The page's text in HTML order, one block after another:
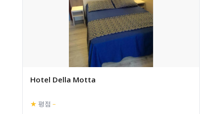
Hotel Della Motta
★ 평점 –